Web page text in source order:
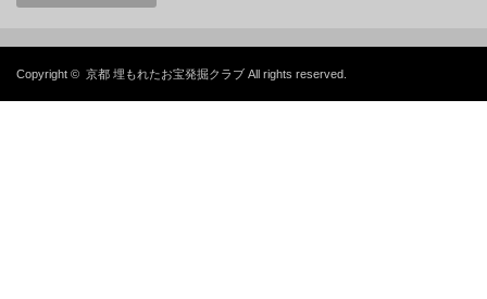
Copyright © 京都 埋もれたお宝発掘クラブ All rights reserved.